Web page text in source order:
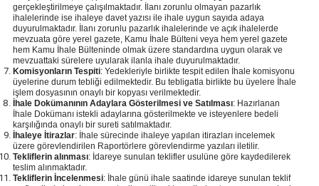
gerçekleştirilmeye çalışılmaktadır. İlanı zorunlu olmayan pazarlık
ihalelerinde ise ihaleye davet yazısı ile ihale uygun sayıda adaya
duyurulmaktadır. İlanı zorunlu pazarlık ihalelerinde ve açık ihalelerde
mevzuata göre yerel gazete, Kamu İhale Bülteni veya hem yerel gazete
hem Kamu İhale Bülteninde olmak üzere standardına uygun olarak ve
mevzuattaki sürelere uyularak ilanla ihale duyurulmaktadır.
Komisyonların Tespiti: Yedekleriyle birlikte tespit edilen İhale komisyonu
üyelerine durum tebliği edilmektedir. Bu tebligatla birlikte bu üyelere İhale
işlem dosyasının onaylı bir kopyası verilmektedir.
İhale Dokümanının Adaylara Gösterilmesi ve Satılması: Hazırlanan
İhale Dokümanı istekli adaylarına gösterilmekte ve isteyenlere bedeli
karşılığında onaylı bir sureti satılmaktadır.
İhaleye İtirazlar: İhale sürecinde ihaleye yapılan itirazları incelemek
üzere görevlendirilen Raportörlere görevlendirme yazıları iletilir.
Tekliflerin alınması: İdareye sunulan teklifler usulüne göre kaydedilerek
teslim alınmaktadır.
Tekliflerin İncelenmesi: İhale günü ihale saatinde idareye sunulan teklif